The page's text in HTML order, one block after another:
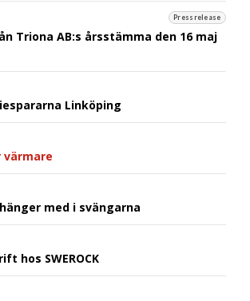
Pressrelease
Triona AB:s årsstämma den 16 maj
Linköping
med i svängarna
hos SWEROCK